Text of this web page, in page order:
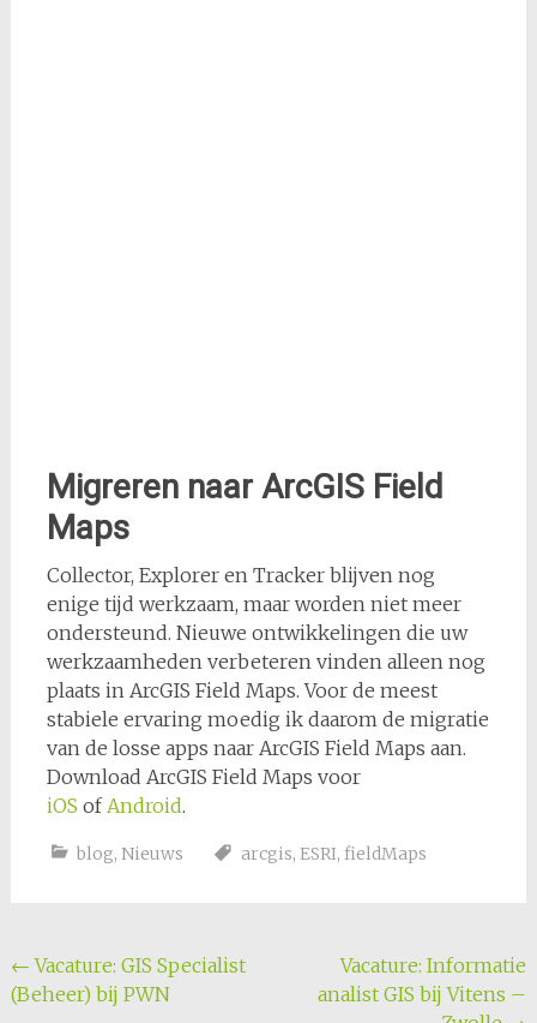
Migreren naar ArcGIS Field
Maps
Collector, Explorer en Tracker blijven nog
enige tijd werkzaam, maar worden niet meer
ondersteund. Nieuwe ontwikkelingen die uw
werkzaamheden verbeteren vinden alleen nog
plaats in ArcGIS Field Maps. Voor de meest
stabiele ervaring moedig ik daarom de migratie
van de losse apps naar ArcGIS Field Maps aan.
Download ArcGIS Field Maps voor
iOS ofAndroid.
blog, Nieuws arcgis, ESRI, fieldMaps
Bericht
navigatie
← Vacature: GIS Specialist
(Beheer) bij PWN
Vacature: Informatie
analist GIS bij Vitens –